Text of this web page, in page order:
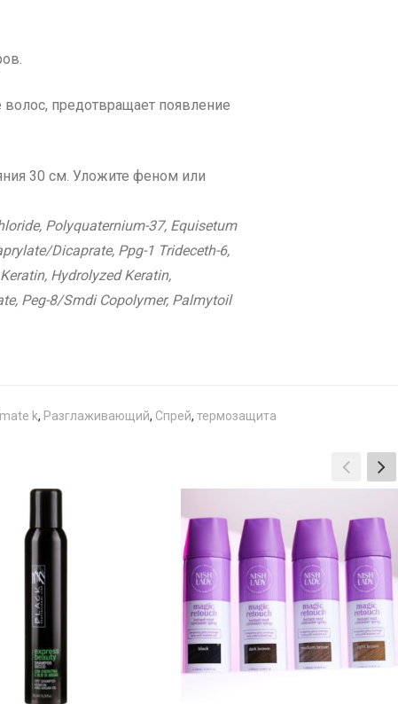
волос, предотвращает появление
30 см. Уложите феном или
Polyquaternium-37, Equisetum
Dicaprate, Ppg-1 Trideceth-6,
Hydrolyzed Keratin,
Peg-8/Smdi Copolymer, Palmytoil
k, Разглаживающий, Спрей, термозащита